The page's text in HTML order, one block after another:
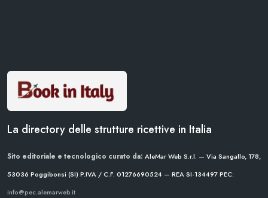
La directory delle strutture ricettive in Italia
Sito editoriale e tecnologico curato da: AleMar Web S.r.l. — Via Sangallo, 178,
53036 Poggibonsi (SI) P.IVA / C.F. 01276690524 — REA SI-134497PEC:
info@pec.alemarweb.it